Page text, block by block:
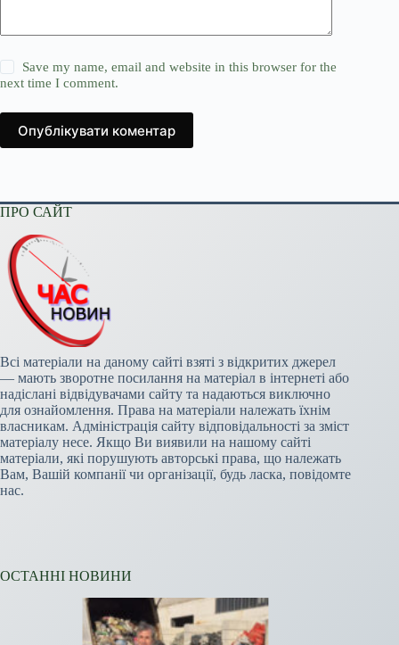
Save my name, email and website in this browser for the
next time I comment.
Опублікувати коментар
ПРО САЙТ
Всі матеріали на даному сайті взяті з відкритих джерел
— мають зворотне посилання на матеріал в інтернеті або
надіслані відвідувачами сайту та надаються виключно
для ознайомлення. Права на матеріали належать їхнім
власникам. Адміністрація сайту відповідальності за зміст
матеріалу несе. Якщо Ви виявили на нашому сайті
матеріали, які порушують авторські права, що належать
Вам, Вашій компанії чи організації, будь ласка, повідомте
нас.
ОСТАННІ НОВИНИ